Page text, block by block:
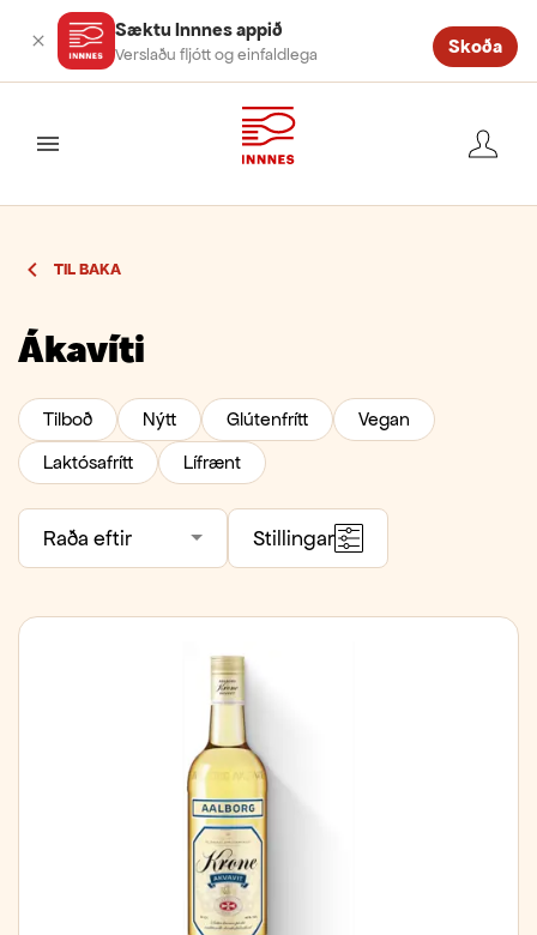
Sæktu Innnes appið
Verslaðu fljótt og einfaldlega Skoða
valmynd
TIL BAKA
Ákavíti
Tilboð Nýtt Glútenfrítt
Vegan
Laktósafrítt
Lífrænt
Raða eftir Stillingar